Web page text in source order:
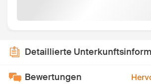
Detaillierte
Bewertungen